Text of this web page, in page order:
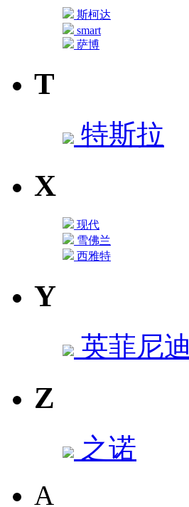
斯柯达
smart
萨博
T
特斯拉
X
现代
雪佛兰
西雅特
Y
英菲尼迪
Z
之诺
A